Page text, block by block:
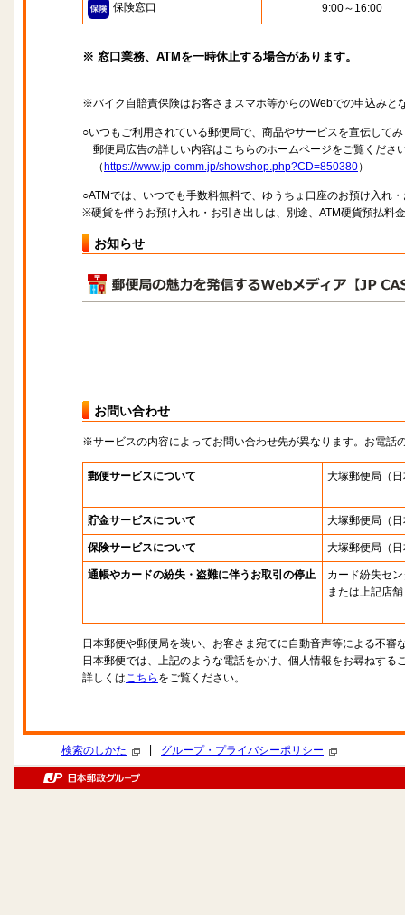
保険窓口 9:00～16:00
※ 窓口業務、ATMを一時休止する場合があります。
※バイク自賠責保険はお客さまスマホ等からのWebでの申込みと
○いつもご利用されている郵便局で、商品やサービスを宣伝して
郵便局広告の詳しい内容はこちらのホームページをご覧くださ
（ https://www.jp-comm.jp/showshop.php?CD=850380）
○ATMでは、いつでも手数料無料で、ゆうちょ口座のお預け入れ
※硬貨を伴うお預け入れ・お引き出しは、別途、ATM硬貨預払料
お知らせ
お問い合わせ
※サービスの内容によってお問い合わせ先が異なります。お電話
郵便サービスについて 大塚郵便局 （
貯金サービスについて 大塚郵便局 （
保険サービスについて 大塚郵便局 （
通帳やカードの紛失・盗難に伴うお取引の停止
カード紛失セ
または上記店舗
日本郵便や郵便局を装い、お客さま宛てに自動音声等による不審
日本郵便では、上記のような電話をかけ、個人情報をお尋ねする
詳しくはこちら をご覧ください。
検索のしかた グループ・プライバシーポリシー